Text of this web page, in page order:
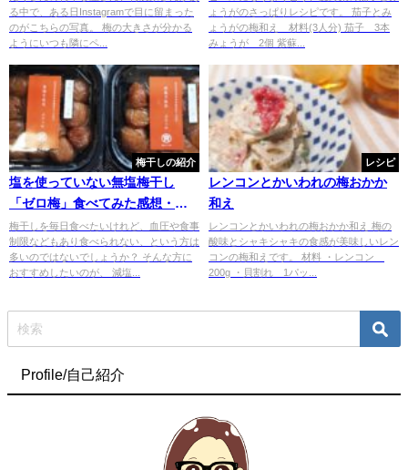
る中で、ある日Instagramで目に留まった
のがこちらの写真。 梅の大きさが分かる
ようにいつも隣にペ...
ょうがのさっぱりレシピです。 茄子とみ
ょうがの梅和え 材料(3人分) 茄子 3本
みょうが 2個 紫蘇...
梅干しの紹介
塩を使っていない無塩梅干し
「ゼロ梅」食べてみた感想・口
コミは？【梅干しソムリエおす
すめ！】
梅干しを毎日食べたいけれど、血圧や食事
制限などもあり食べられない、という方は
多いのではないでしょうか？ そんな方に
おすすめしたいのが、 減塩...
レシピ
レンコンとかいわれの梅おかか
和え
レンコンとかいわれの梅おかか和え 梅の
酸味とシャキシャキの食感が美味しいレン
コンの梅和えです。 材料 ・レンコン
200g ・貝割れ 1パッ...
Profile/自己紹介